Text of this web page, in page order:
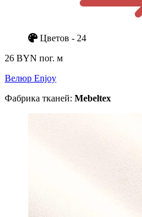
Цветов - 24
26 BYN пог. м
Велюр Enjoy
Фабрика тканей: Mebeltex